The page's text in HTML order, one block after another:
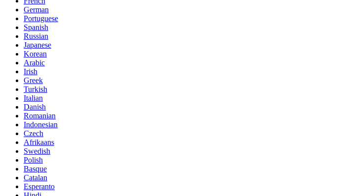
German
Portuguese
Spanish
Russian
Japanese
Korean
Arabic
Irish
Greek
Turkish
Italian
Danish
Romanian
Indonesian
Czech
Afrikaans
Swedish
Polish
Basque
Catalan
Esperanto